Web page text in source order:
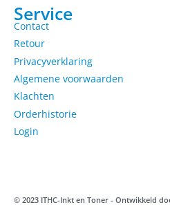
Service
Contact
Retour
Privacyverklaring
Algemene voorwaarden
Klachten
Orderhistorie
Login
© 2023 ITHC-Inkt en Toner - Ontwikkeld